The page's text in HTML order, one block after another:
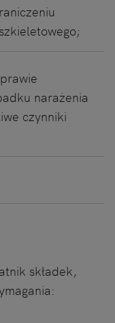
narażenia
czynniki
składek,